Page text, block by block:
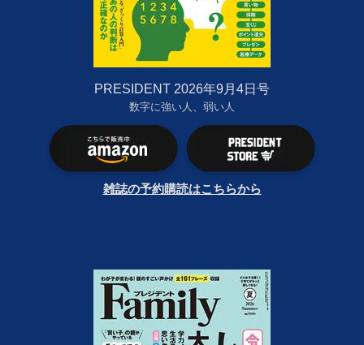
PRESIDENT 2026年9月4日号
数字に強い人、弱い人
雑誌の予約購読はこちらから